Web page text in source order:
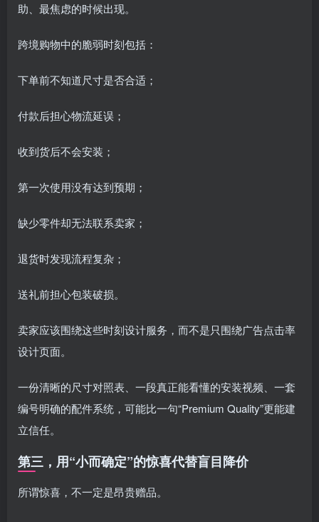
助、最焦虑的时候出现。
跨境购物中的脆弱时刻包括：
下单前不知道尺寸是否合适；
付款后担心物流延误；
收到货后不会安装；
第一次使用没有达到预期；
缺少零件却无法联系卖家；
退货时发现流程复杂；
送礼前担心包装破损。
卖家应该围绕这些时刻设计服务，而不是只围绕广告点击率
设计页面。
一份清晰的尺寸对照表、一段真正能看懂的安装视频、一套
编号明确的配件系统，可能比一句“Premium Quality”更能建
立信任。
第三，用“小而确定”的惊喜代替盲目降价
所谓惊喜，不一定是昂贵赠品。